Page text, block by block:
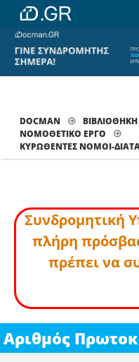
DOCMAN ΒΙΒΛΙΟΘΗΚΗ
ΝΟΜΟΘΕΤΙΚΟ ΕΡΓΟ
ΚΥΡΩΘΈΝΤΕΣ ΝΌΜΟΙ-
Συνδρομητική
πλήρη
πρέπει να
Αριθμός